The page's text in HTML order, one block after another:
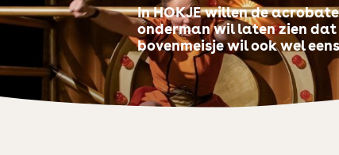
In HOKJE willen de
onderman wil laten zien dat
bovenmeisje wil ook wel